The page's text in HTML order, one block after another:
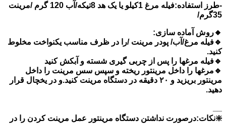
-طرز استفاده:فیله مرغ 1کیلو یا یک هد 8تیکه/آب 120 گرم /مرینت
35گرم/
🔸روش آماده سازی:
🔹فیله مرغ/آب/ پودر مرینت /را در ظرف مناسب یکنواخت مخلوط
کنید.
🔹فیله مرغها را پس از چربی گیری شسته و آبکش کنید
🔹مرغها را داخل مرینتور ریخته و سپس سس مرینت را داخل
مرینتور بریزید و ۲۰ دقیقه در دستگاه مرینت کنید.و در یخچال قرار
دهید.
❇️نکات:درصورت نداشتن دستگاه مرینتور عمل مرینت کردن را در